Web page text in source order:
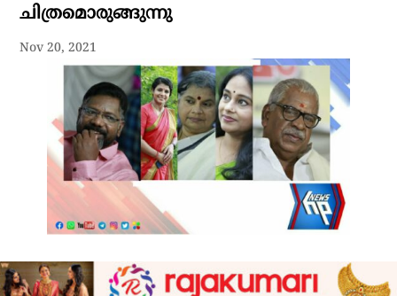
ചിത്രമൊരുങ്ങുന്നു
Nov 20, 2021